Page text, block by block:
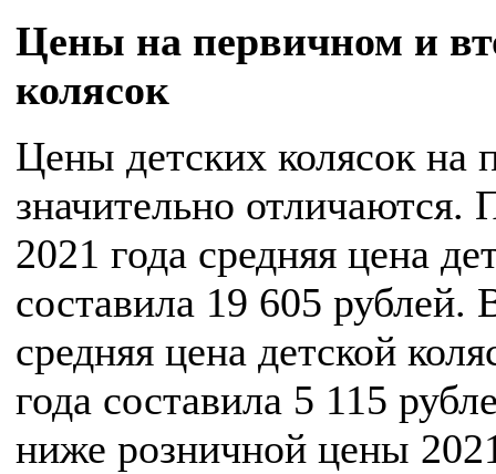
Цены на первичном и
колясок
Цены детских колясок на
значительно отличаются.
2021 года средняя цена
составила 19 605
средняя цена детской
года составила 5 115
ниже розничной цены